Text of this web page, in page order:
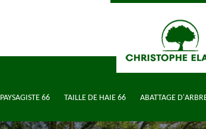
PAYSAGISTE 66 TAILLE DE HAIE 66 ABATTAGE